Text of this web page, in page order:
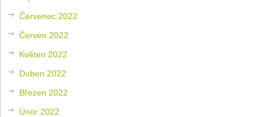
Červenec 2022
Červen 2022
Květen 2022
Duben 2022
Březen 2022
Únor 2022